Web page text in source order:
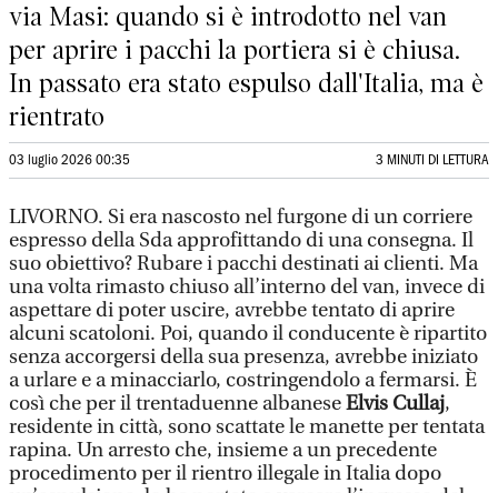
via Masi: quando si è introdotto nel van
per aprire i pacchi la portiera si è chiusa.
In passato era stato espulso dall'Italia, ma è
rientrato
03 luglio 2026 00:35 3 MINUTI DI LETTURA
LIVORNO. Si era nascosto nel furgone di un corriere
espresso della Sda approfittando di una consegna. Il
suo obiettivo? Rubare i pacchi destinati ai clienti. Ma
una volta rimasto chiuso all’interno del van, invece di
aspettare di poter uscire, avrebbe tentato di aprire
alcuni scatoloni. Poi, quando il conducente è ripartito
senza accorgersi della sua presenza, avrebbe iniziato
a urlare e a minacciarlo, costringendolo a fermarsi. È
così che per il trentaduenne albaneseElvis Cullaj,
residente in città, sono scattate le manette per tentata
rapina. Un arresto che, insieme a un precedente
procedimento per il rientro illegale in Italia dopo